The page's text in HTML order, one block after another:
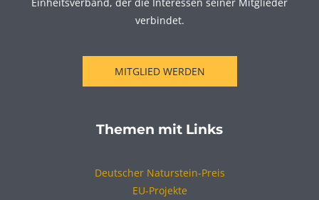
verbindet.
MITGLIED WERDEN
Themen mit Links
Deutscher Naturstein-Preis
EU-Projekte